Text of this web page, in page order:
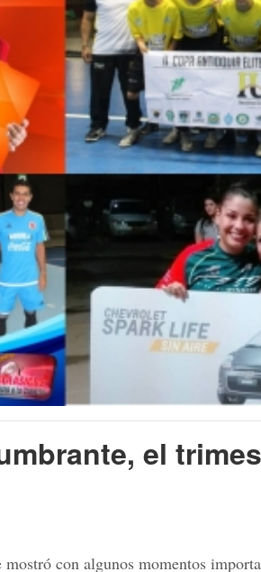
el
con algunos momentos